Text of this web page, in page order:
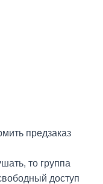
предзаказ
то группа
доступ